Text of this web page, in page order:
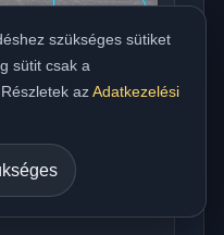
udvarra,
szükséges sütiket
sütit csak a
azAdatkezelési